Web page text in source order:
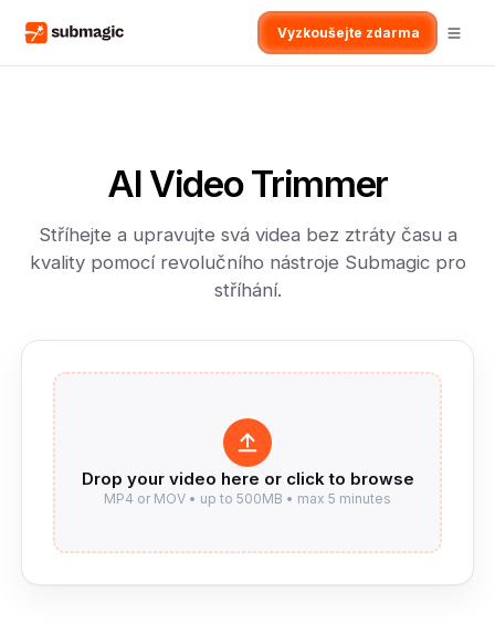
Vyzkoušejte zdarma
AI Video Trimmer
Stříhejte a upravujte svá videa bez ztráty času a
kvality pomocí revolučního nástroje Submagic pro
stříhání.